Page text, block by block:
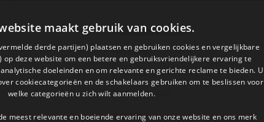
Alleen met premium
Het heelal
Ontstaan van vulkanen
Paddenstoelen
Vulkanen
maakt gebruik van cookies.
derde partijen) plaatsen en gebruiken cookies en vergelijkbare
op deze website om een ​​betere en gebruiksvriendelijkere ervaring te
doeleinden en om relevante en gerichte reclame te bieden. U
cookiecategorieën en de schakelaars gebruiken om te beslissen voor
welke categorieën u zich wilt aanmelden.
meest relevante en boeiende ervaring van onze website en ons merk